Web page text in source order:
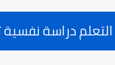
التعلم دراسة